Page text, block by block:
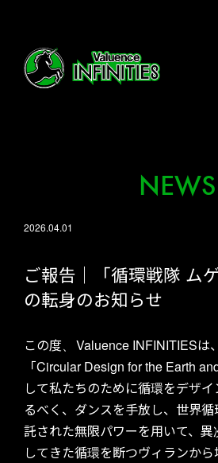
NEWS
2026.04.01
ご報告｜「循環戦隊 ム
の転身のお知らせ
この度、 Valuence INFINITIESは
「Circular Design for the Earth
して私たちのために循環をデザイ
るべく、ダンスを手放し、世界
託された無限パワーを用いて、
してきた循環を断つヴィランか